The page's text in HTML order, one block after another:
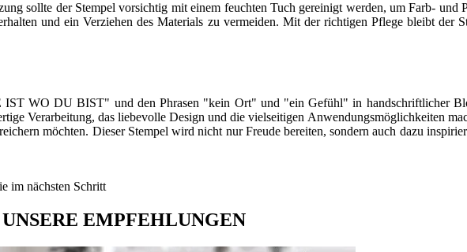
sollte der Stempel vorsichtig mit einem feuchten Tuch gereinigt werden, um Farb- und
und ein Verziehen des Materials zu vermeiden. Mit der richtigen Pflege bleibt der
WO DU BIST" und den Phrasen "kein Ort" und "ein Gefühl" in handschriftlicher
Verarbeitung, das liebevolle Design und die vielseitigen Anwendungsmöglichkeiten
möchten. Dieser Stempel wird nicht nur Freude bereiten, sondern auch dazu
im nächsten Schritt
UNSERE EMPFEHLUNGEN